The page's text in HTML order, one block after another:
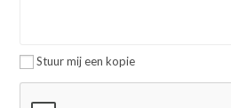
Stuur mij een kopie